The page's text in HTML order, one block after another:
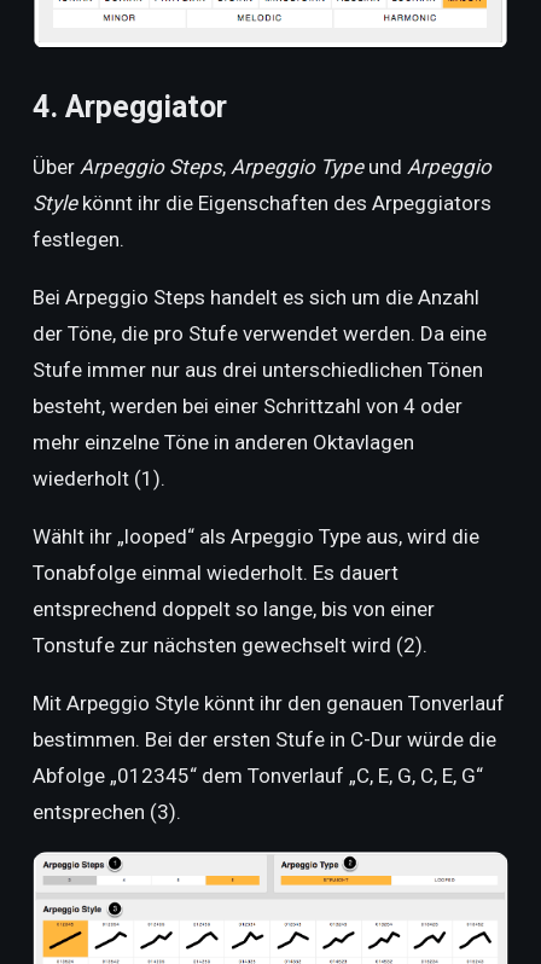
4. Arpeggiator
Über Arpeggio Steps, Arpeggio Typeund Arpeggio
Style könnt ihr die Eigenschaften des Arpeggiators
festlegen.
Bei Arpeggio Steps handelt es sich um die Anzahl
der Töne, die pro Stufe verwendet werden. Da eine
Stufe immer nur aus drei unterschiedlichen Tönen
besteht, werden bei einer Schrittzahl von 4 oder
mehr einzelne Töne in anderen Oktavlagen
wiederholt (1).
Wählt ihr „looped“ als Arpeggio Type aus, wird die
Tonabfolge einmal wiederholt. Es dauert
entsprechend doppelt so lange, bis von einer
Tonstufe zur nächsten gewechselt wird (2).
Mit Arpeggio Style könnt ihr den genauen Tonverlauf
bestimmen. Bei der ersten Stufe in C-Dur würde die
Abfolge „012345“ dem Tonverlauf „C, E, G, C, E, G“
entsprechen (3).